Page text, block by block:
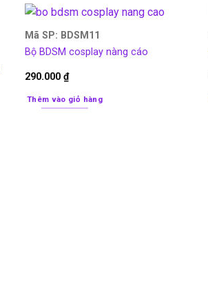
Mã SP: BDSM11
Bộ BDSM cosplay nàng cáo
290.000₫
Thêm vào giỏ hàng